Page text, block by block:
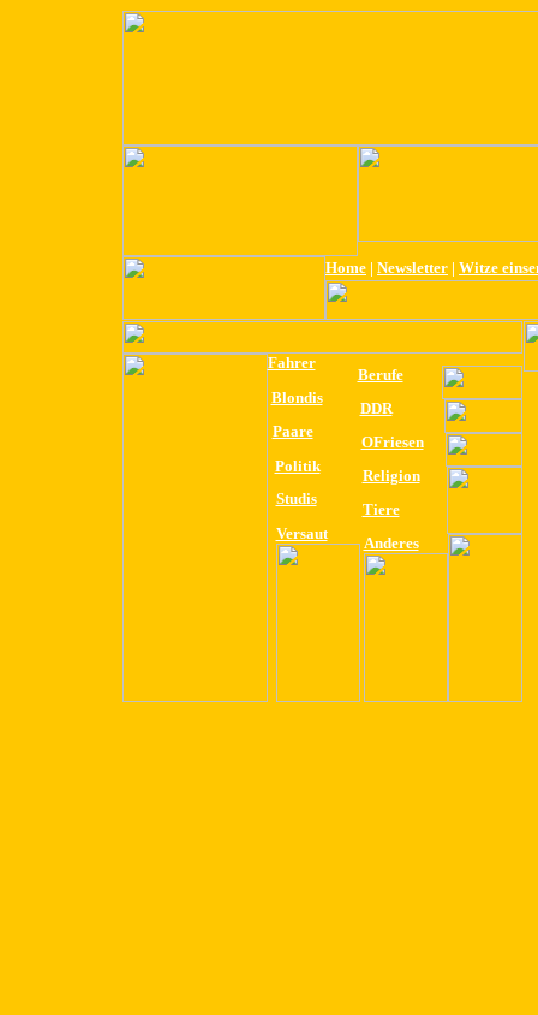
Home | Newsletter | Witze
Fahrer
Berufe
Blondis
DDR
Paare
OFriesen
Politik
Religion
Studis
Tiere
Versaut
Anderes